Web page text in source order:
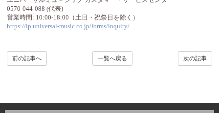
0570-044-088 (代表)
営業時間: 10:00-18:00（土日・祝祭日を除く）
https://lp.universal-music.co.jp/forms/inquiry/
前の記事へ 一覧へ戻る 次の記事